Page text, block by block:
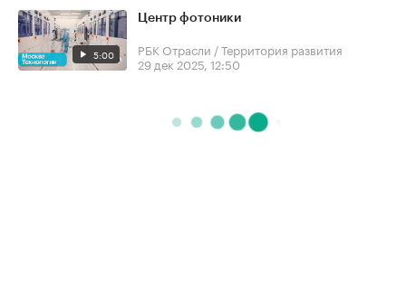
5:00
Центр фотоники
РБК Отрасли / Территория развития
29 дек 2025, 12:50